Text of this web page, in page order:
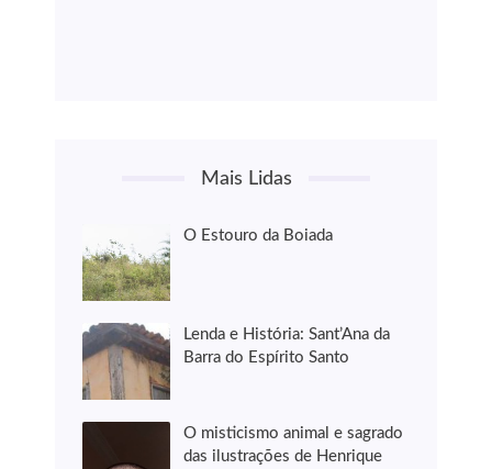
Mais Lidas
O Estouro da Boiada
Lenda e História: Sant’Ana da
Barra do Espírito Santo
O misticismo animal e sagrado
das ilustrações de Henrique